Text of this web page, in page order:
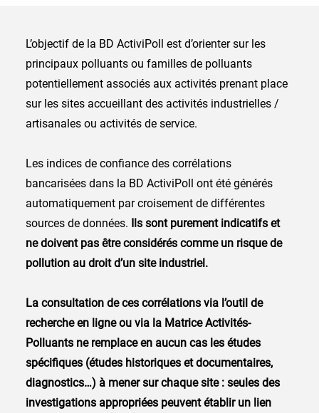
L’objectif de la BD ActiviPoll est d’orienter sur les
principaux polluants ou familles de polluants
potentiellement associés aux activités prenant place
sur les sites accueillant des activités industrielles /
artisanales ou activités de service.
Les indices de confiance des corrélations
bancarisées dans la BD ActiviPoll ont été générés
automatiquement par croisement de différentes
sources de données. Ils sont purement indicatifs et
ne doivent pas être considérés comme un risque de
pollution au droit d’un site industriel.
La consultation de ces corrélations via l’outil de
recherche en ligne ou via la Matrice Activités-
Polluants ne remplace en aucun cas les études
spécifiques (études historiques et documentaires,
diagnostics…) à mener sur chaque site : seules des
investigations appropriées peuvent établir un lien